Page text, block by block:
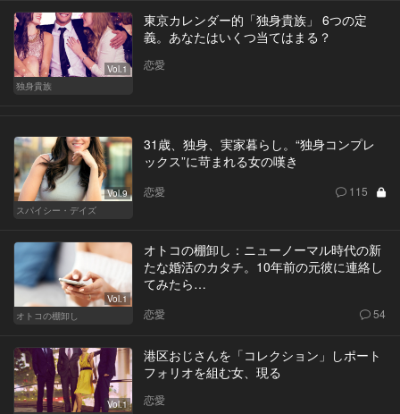
Vol.1
独身貴族
東京カレンダー的「独身貴族」 6つの定
義。あなたはいくつ当てはまる？
恋愛
Vol.9
スパイシー・デイズ
31歳、独身、実家暮らし。“独身コンプレ
ックス”に苛まれる女の嘆き
恋愛 115
Vol.1
オトコの棚卸し
オトコの棚卸し：ニューノーマル時代の新
たな婚活のカタチ。10年前の元彼に連絡し
てみたら…
恋愛 54
Vol.1
港区おじさんを「コレクション」しポート
フォリオを組む女、現る
恋愛